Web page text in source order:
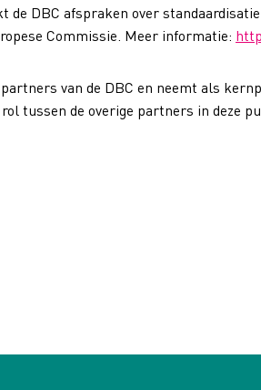
DBC afspraken over
Commissie. Meer informatie:
partners van de DBC en neemt als
tussen de overige partners in deze